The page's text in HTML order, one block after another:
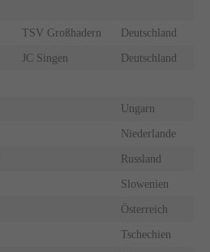
TSV Großhadern Deutschland
JC Singen Deutschland
Ungarn
Niederlande
Russland
Slowenien
Österreich
Tschechien